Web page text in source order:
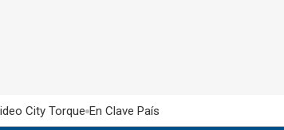
City Torque En Clave País